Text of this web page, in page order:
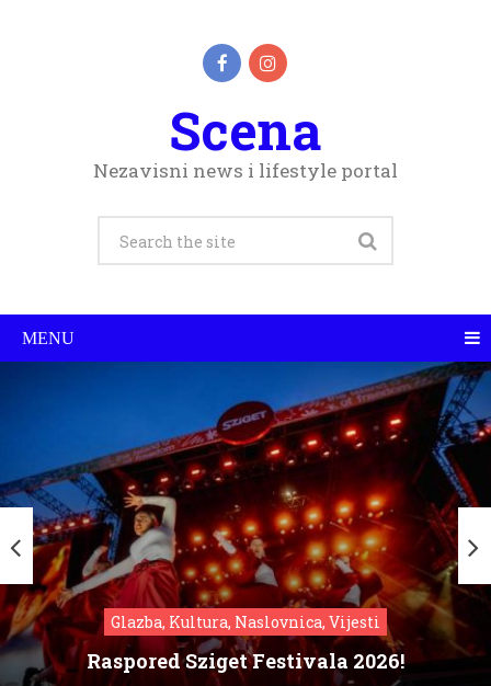
Scena
Nezavisni news i lifestyle portal
MENU
Glazba, Kultura, Naslovnica, Vijesti
Raspored Sziget Festivala 2026!